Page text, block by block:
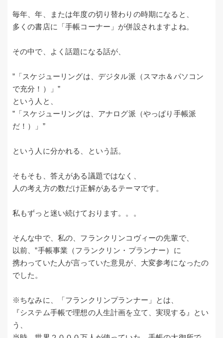
毎年、年、または年度の切り替わりの時期になると、
多くの書店に「手帳コーナー」が併設されますよね。
その中で、よく話題になる話が、
”「スケジューリングは、デジタル派（スマホ＆パソコン
で充分！）」”
という人と、
”「スケジューリングは、アナログ派（やっぱり手帳派
だ！）」”
という人に分かれる、という話。
そもそも、答えがある議題ではなく、
人の考え方の数だけ正解があるテーマです。
私もずっと迷い続けております。。。
そんな中で、私の、フランクリンコヴィーの先輩で、
以前、”手帳事業（フランクリン・プランナー）に
携わっていた人が言っていた意見が、大変参考になったの
でした。
※ちなみに、「フランクリンプランナー」とは、
『システム手帳で理想の人生計画を立て、実現する』とい
う、